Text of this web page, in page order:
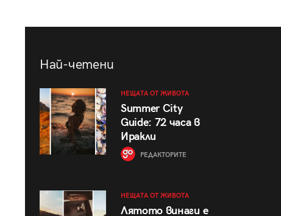
Най-четени
НЕЩАТА ОТ ЖИВОТА
Summer City
Guide: 72 часа в
Иракли
РЕДАКТОРИТЕ
НЕЩАТА ОТ ЖИВОТА
Лятото винаги е